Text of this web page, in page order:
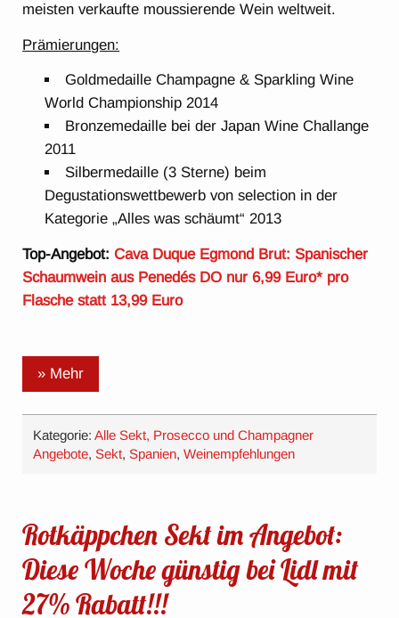
meisten verkaufte moussierende Wein weltweit.
Prämierungen:
Goldmedaille Champagne & Sparkling Wine
World Championship 2014
Bronzemedaille bei der Japan Wine Challange
2011
Silbermedaille (3 Sterne) beim
Degustationswettbewerb von selection in der
Kategorie „Alles was schäumt“ 2013
Top-Angebot:Cava Duque Egmond Brut: Spanischer
Schaumwein aus Penedés DO nur 6,99 Euro* pro
Flasche statt 13,99 Euro
» Mehr
Kategorie:Alle Sekt, Prosecco und Champagner
Angebote,Sekt,Spanien,Weinempfehlungen
Rotkäppchen Sekt im Angebot:
Diese Woche günstig bei Lidl mit
27% Rabatt!!!